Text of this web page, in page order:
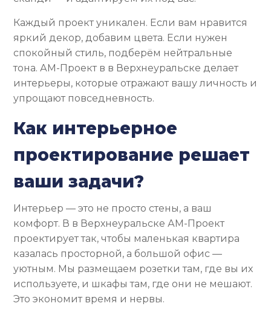
Каждый проект уникален. Если вам нравится
яркий декор, добавим цвета. Если нужен
спокойный стиль, подберём нейтральные
тона. АМ-Проект в в Верхнеуральске делает
интерьеры, которые отражают вашу личность и
упрощают повседневность.
Как интерьерное
проектирование решает
ваши задачи?
Интерьер — это не просто стены, а ваш
комфорт. В в Верхнеуральске АМ-Проект
проектирует так, чтобы маленькая квартира
казалась просторной, а большой офис —
уютным. Мы размещаем розетки там, где вы их
используете, и шкафы там, где они не мешают.
Это экономит время и нервы.